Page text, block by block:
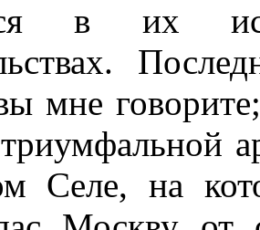
в их
мне
Селе, на